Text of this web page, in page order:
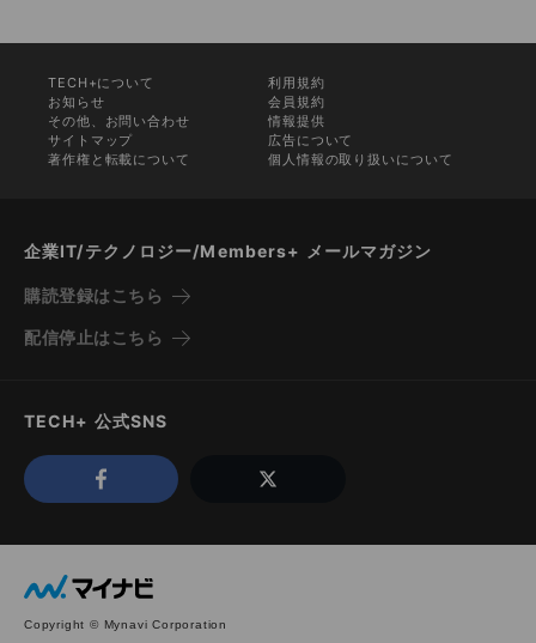
TECH+について
利用規約
お知らせ
会員規約
その他、お問い合わせ
情報提供
サイトマップ
広告について
著作権と転載について
個人情報の取り扱いについて
企業IT/テクノロジー/Members+ メールマガジン
購読登録はこちら
配信停止はこちら
TECH+ 公式SNS
Copyright © Mynavi Corporation